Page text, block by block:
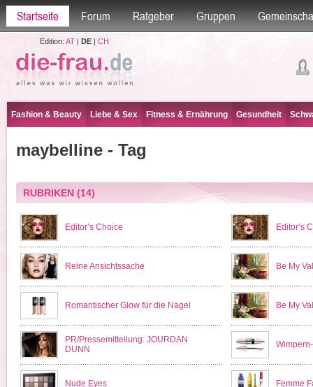
Startseite Forum Ratgeber Gruppen
Edition: AT| DE| CH
Fashion & Beauty Liebe & Sex Fitness & Ernährung Gesundheit
maybelline - Tag
RUBRIKEN(14)
Editor’s Choice Editor’s
Reine Ansichtssache Be My
Romantischer Glow für die Nägel Be My
PR/Pressemitteilung: JOURDAN
DUNN
Nude Eyes Femme